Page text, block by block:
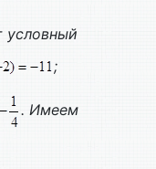
условный
;
. Имеем